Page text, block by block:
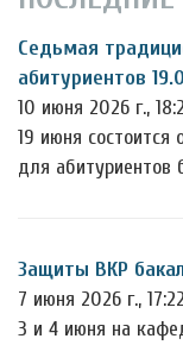
Седьмая
абитуриентов
10 июня 2026 г.,
19 июня
для абитуриентов
Защиты ВКР
7 июня 2026 г., 17:22
3 и 4 июня на